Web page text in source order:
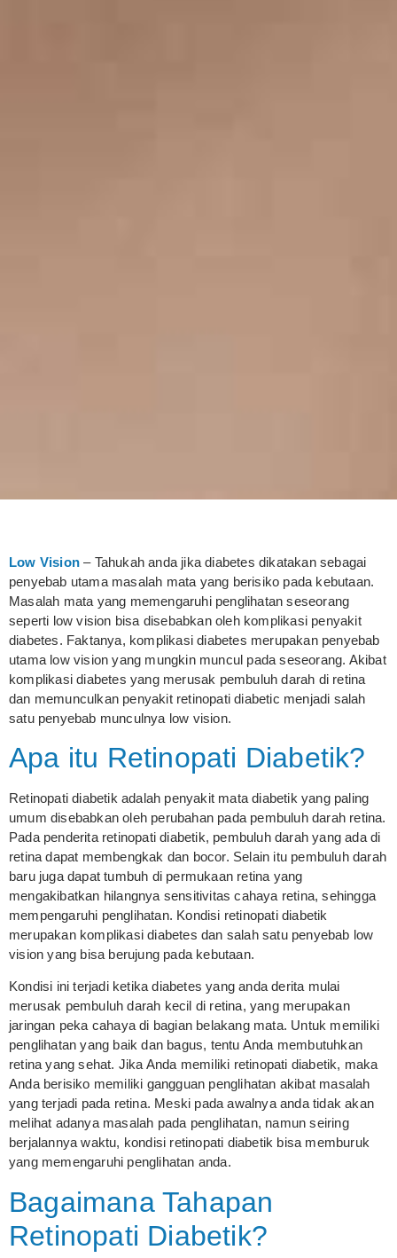
Low Vision – Tahukah anda jika diabetes dikatakan sebagai
penyebab utama masalah mata yang berisiko pada kebutaan.
Masalah mata yang memengaruhi penglihatan seseorang
seperti low vision bisa disebabkan oleh komplikasi penyakit
diabetes. Faktanya, komplikasi diabetes merupakan penyebab
utama low vision yang mungkin muncul pada seseorang. Akibat
komplikasi diabetes yang merusak pembuluh darah di retina
dan memunculkan penyakit retinopati diabetic menjadi salah
satu penyebab munculnya low vision.
Apa itu Retinopati Diabetik?
Retinopati diabetik adalah penyakit mata diabetik yang paling
umum disebabkan oleh perubahan pada pembuluh darah retina.
Pada penderita retinopati diabetik, pembuluh darah yang ada di
retina dapat membengkak dan bocor. Selain itu pembuluh darah
baru juga dapat tumbuh di permukaan retina yang
mengakibatkan hilangnya sensitivitas cahaya retina, sehingga
mempengaruhi penglihatan. Kondisi retinopati diabetik
merupakan komplikasi diabetes dan salah satu penyebab low
vision yang bisa berujung pada kebutaan.
Kondisi ini terjadi ketika diabetes yang anda derita mulai
merusak pembuluh darah kecil di retina, yang merupakan
jaringan peka cahaya di bagian belakang mata. Untuk memiliki
penglihatan yang baik dan bagus, tentu Anda membutuhkan
retina yang sehat. Jika Anda memiliki retinopati diabetik, maka
Anda berisiko memiliki gangguan penglihatan akibat masalah
yang terjadi pada retina. Meski pada awalnya anda tidak akan
melihat adanya masalah pada penglihatan, namun seiring
berjalannya waktu, kondisi retinopati diabetik bisa memburuk
yang memengaruhi penglihatan anda.
Bagaimana Tahapan
Retinopati Diabetik?